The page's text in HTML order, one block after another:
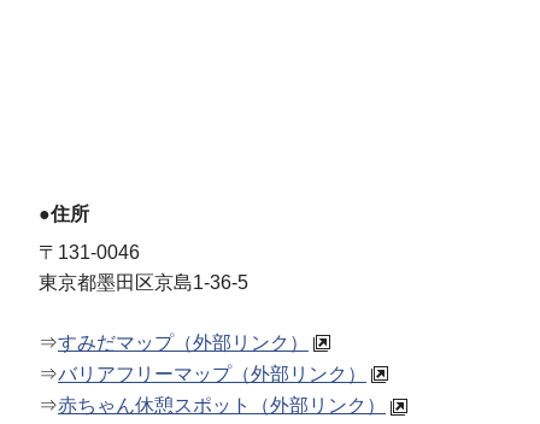
●住所
〒131-0046
東京都墨田区京島1-36-5
⇒すみだマップ（外部リンク）
⇒バリアフリーマップ（外部リンク）
⇒赤ちゃん休憩スポット（外部リンク）